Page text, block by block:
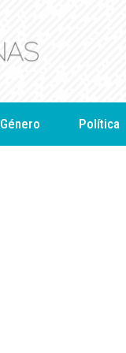
Género Política